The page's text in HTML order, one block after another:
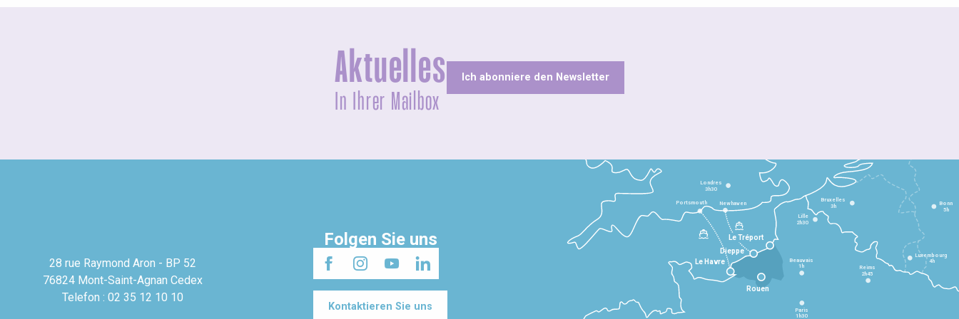
Aktuelles
In Ihrer Mailbox
Ich abonniere den Newsletter
28 rue Raymond Aron - BP 52
76824 Mont-Saint-Agnan Cedex
Telefon : 02 35 12 10 10
Folgen Sie uns
Kontaktieren Sie uns
Le Havre
Dieppe
Le Tréport
Paris
1h30
Beauvais
1h Reims
2h45
Lille
2h30
Bruxelles
3h
Londres
3h30
Newhaven
Portsmouth Bonn
5h
Luxembourg
4h
Rouen